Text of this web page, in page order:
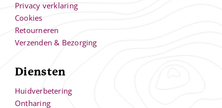
Privacy verklaring
Cookies
Retourneren
Verzenden & Bezorging
Diensten
Huidverbetering
Ontharing